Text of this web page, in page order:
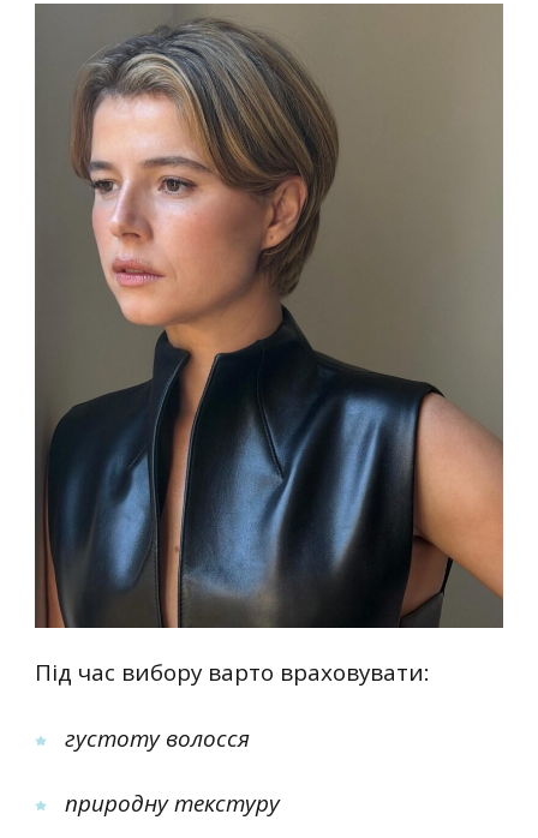
Під час вибору варто враховувати:
густоту волосся
природну текстуру